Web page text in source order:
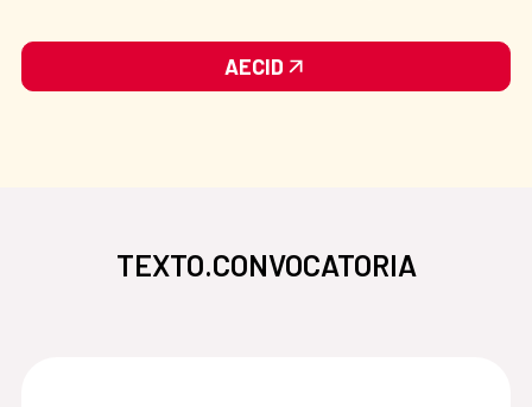
AECID
TEXTO.CONVOCATORIA